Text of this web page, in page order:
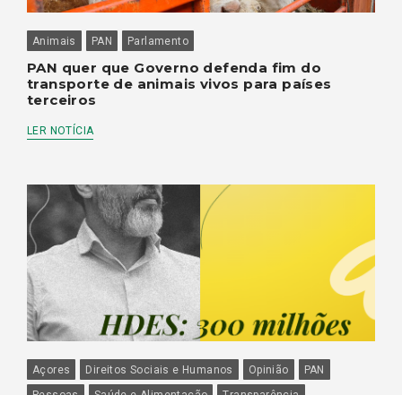
Animais PAN Parlamento
PAN quer que Governo defenda fim do
transporte de animais vivos para países
terceiros
LER NOTÍCIA
Açores Direitos Sociais e Humanos Opinião
PAN